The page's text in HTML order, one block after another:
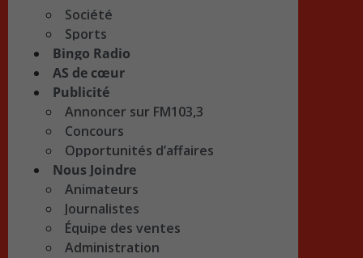
Société
Sports
Bingo Radio
AS de cœur
Publicité
Annoncer sur FM103,3
Concours
Opportunités d’affaires
Nous Joindre
Animateurs
Journalistes
Équipe des ventes
Administration